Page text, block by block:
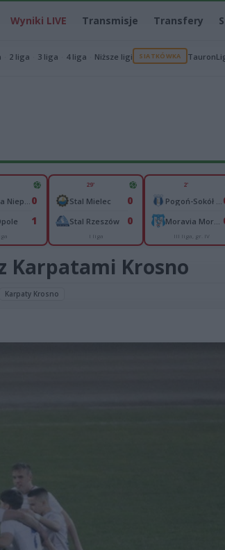
Wyniki LIVE Transmisje Transfery
2 liga 3 liga 4 liga Niższe ligi SIATKÓWKA
0
1
29'
Stal Mielec 0
Stal Rzeszów 0
I liga
2'
III liga, gr. IV
Karpatami Krosno
Karpaty Krosno